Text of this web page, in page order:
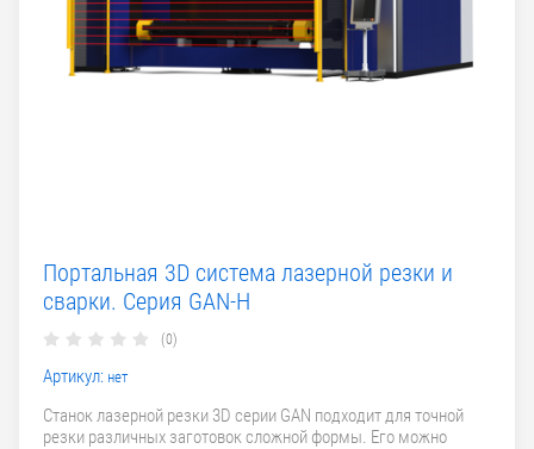
Портальная 3D система лазерной резки и
сварки. Серия GAN-H
(0)
Артикул: нет
Станок лазерной резки 3D серии GAN подходит для точной
резки различных заготовок сложной формы. Его можно